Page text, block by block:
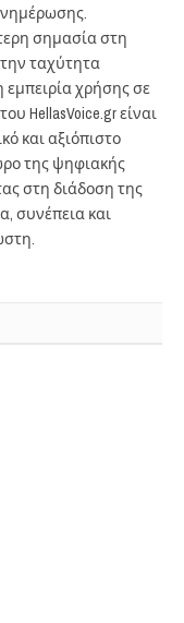
σημασία στη
ταχύτητα
εμπειρία χρήσης σε
HellasVoice.gr είναι
και αξιόπιστο
της ψηφιακής
στη διάδοση της
συνέπεια και